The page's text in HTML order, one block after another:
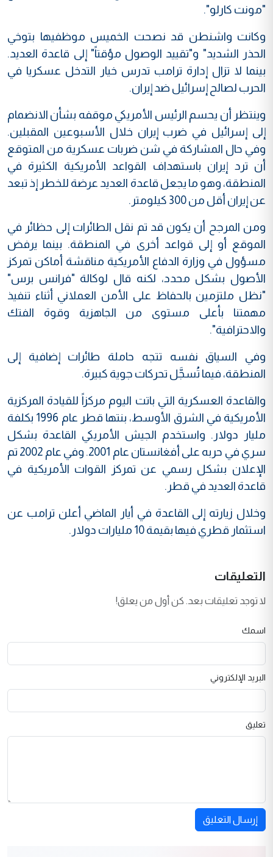
"مونت كارلو".
وكانت واشنطن قد نصحت الخميس موظفيها بتوخي
الحذر الشديد" و"تقييد الوصول مؤقتاً" إلى قاعدة العديد.
بينما لا تزال إدارة ترامب تدرس خيار التدخل عسكريا في
الحرب لصالح إسرائيل ضد إيران.
وينتظر أن يحسم الرئيس الأمريكي موقفه بشأن الانضمام
إلى إسرائيل في ضرب إيران خلال الأسبوعين المقبلين.
وفي حال المشاركة في شن ضربات عسكرية من المتوقع
أن ترد إيران باستهداف القواعد الأمريكية الكثيرة في
المنطقة، وهو ما يجعل قاعدة العديد عرضة للخطر إذ تبعد
عن إيران أقل من 300 كيلومتر.
ومن المرجح أن يكون قد تم نقل الطائرات إلى حظائر في
الموقع أو إلى قواعد أخرى في المنطقة. بينما يرفض
مسؤول في وزارة الدفاع الأمريكية مناقشة أماكن تمركز
الأصول بشكل محدد، لكنه قال لوكالة "فرانس برس"
"نظل ملتزمين بالحفاظ على الأمن العملاني أثناء تنفيذ
مهمتنا بأعلى مستوى من الجاهزية وقوة الفتك
والاحترافية".
وفي السياق نفسه تتجه حاملة طائرات إضافية إلى
المنطقة، فيما تُسجَّل تحركات جوية كبيرة.
والقاعدة العسكرية التي باتت اليوم مركزاً للقيادة المركزية
الأمريكية في الشرق الأوسط، بنتها قطر عام 1996 بكلفة
مليار دولار. واستخدم الجيش الأمريكي القاعدة بشكل
سري في حربه على أفغانستان عام 2001. وفي عام 2002 تم
الإعلان بشكل رسمي عن تمركز القوات الأمريكية في
قاعدة العديد في قطر.
وخلال زيارته إلى القاعدة في أيار الماضي أعلن ترامب عن
استثمار قطري فيها بقيمة 10 مليارات دولار.
التعليقات
لا توجد تعليقات بعد. كن أول من يعلق!
اسمك
البريد الإلكتروني
تعليق
إرسال التعليق